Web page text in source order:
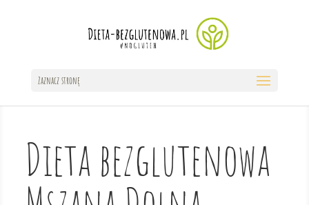
Zaznacz stronę
Dieta bezglutenowa